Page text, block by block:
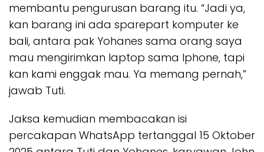
membantu pengurusan barang itu. “Jadi ya,
kan barang ini ada sparepart komputer ke
bali, antara pak Yohanes sama orang saya
mau mengirimkan laptop sama Iphone, tapi
kan kami enggak mau. Ya memang pernah,”
jawab Tuti.
Jaksa kemudian membacakan isi
percakapan WhatsApp tertanggal 15 Oktober